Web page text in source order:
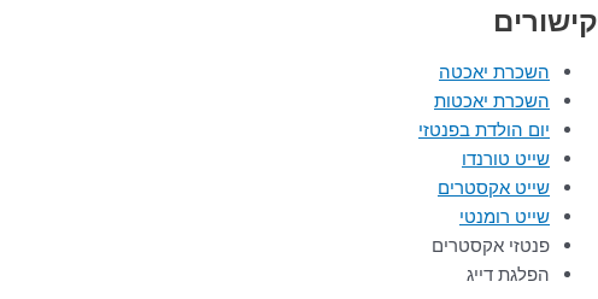
קישורים
השכרת יאכטה
השכרת יאכטות
יום הולדת בפנטזי
שייט טורנדו
שייט אקסטרים
שייט רומנטי
פנטזי אקסטרים
הפלגת דייג